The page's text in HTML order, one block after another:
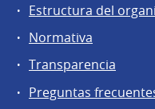
Estructura del
Normativa
Transparencia
Preguntas